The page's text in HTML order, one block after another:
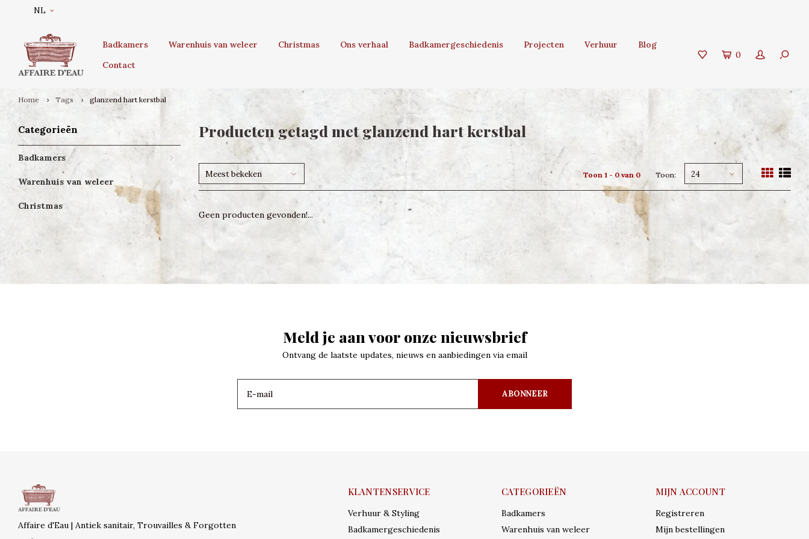
NL
Badkamers Warenhuis van weleer Christmas Ons verhaal Badkamergeschiedenis Projecten Verhuur
Blog
Contact
0
Home Tags glanzend hart kerstbal
Categorieën
Badkamers
Warenhuis van weleer
Christmas
Producten getagd met glanzend hart kerstbal
Meest bekeken Toon 1 - 0 van 0 Toon: 24
Geen producten gevonden!...
Meld je aan voor onze nieuwsbrief
Ontvang de laatste updates, nieuws en aanbiedingen via email
ABONNEER
Affaire d'Eau | Antiek sanitair, Trouvailles & Forgotten
KLANTENSERVICE
Verhuur & Styling
Badkamergeschiedenis
CATEGORIEËN
Badkamers
Warenhuis van weleer
MIJN ACCOUNT
Registreren
Mijn bestellingen